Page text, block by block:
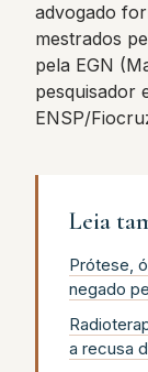
advogado
mestrados
pela EGN
pesquisador
ENSP/
Leia
Prótese,
negado
a recusa